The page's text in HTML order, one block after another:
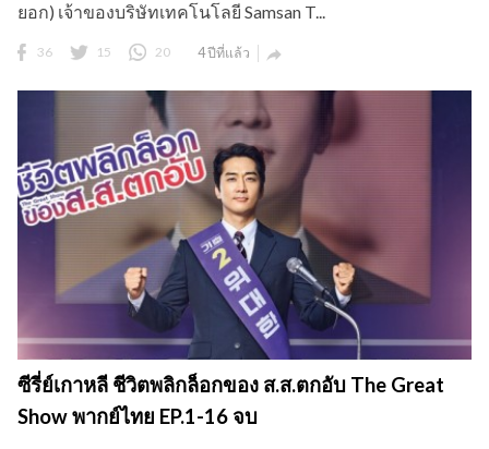
ยอก) เจ้าของบริษัทเทคโนโลยี Samsan T...
36 15 20 4 ปีที่แล้ว 
ซีรี่ย์เกาหลี ชีวิตพลิกล็อกของ ส.ส.ตกอับ The Great
Show พากย์ไทย EP.1-16 จบ